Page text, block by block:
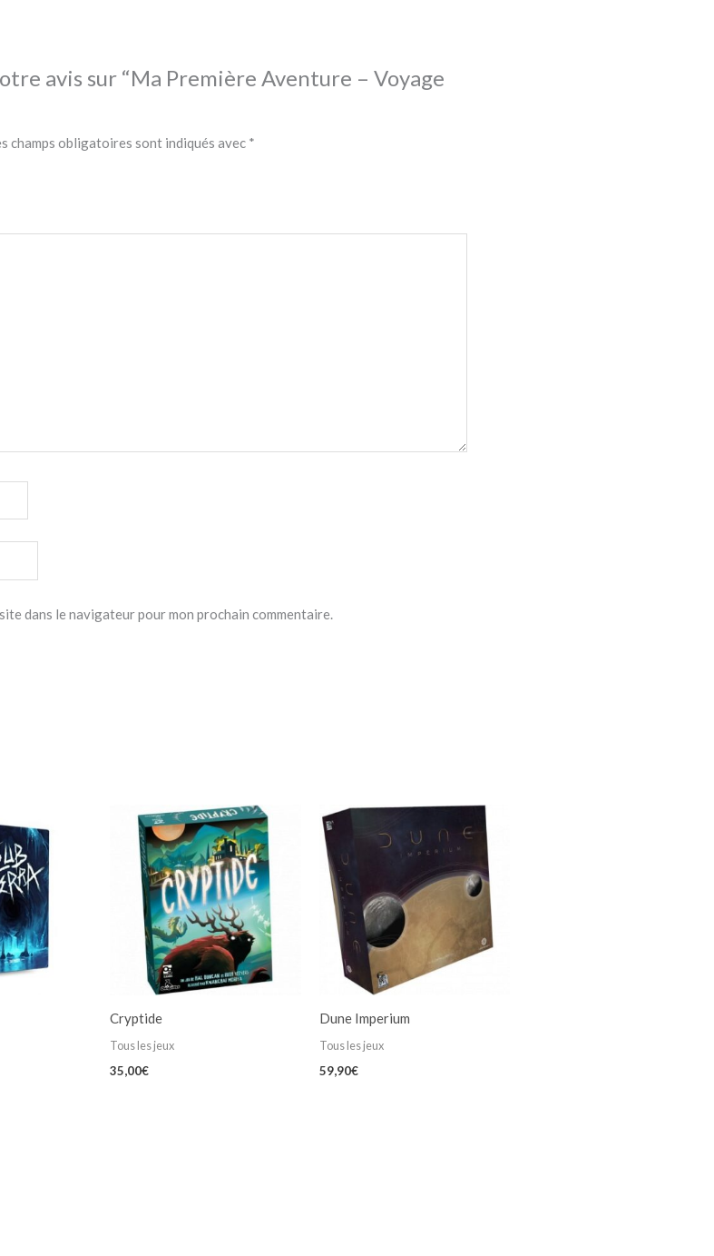
avis sur “Ma Première Aventure – Voyage
champs obligatoires sont indiqués avec *
dans le navigateur pour mon prochain commentaire.
Cryptide
Tous les jeux
35,00€
Dune Imperium
Tous les jeux
59,90€